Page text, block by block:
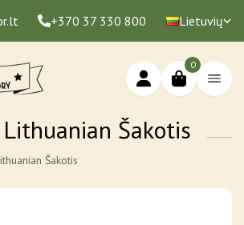
+370 37 330 800 Lietuvių
0
Šakotis
Šakotis